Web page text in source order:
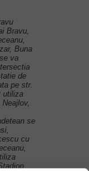
Bravu,
Buna
va
de
pe str.
utiliza
se
cu